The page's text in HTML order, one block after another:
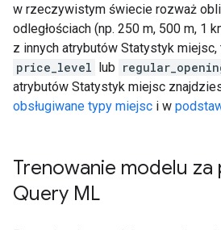
w rzeczywistym świecie rozważ
odległościach (np. 250 m, 500 m, 1
z innych atrybutów Statystyk miejsc,
price_level lub
atrybutów Statystyk miejsc
obsługiwane typy miejsc i w
Trenowanie modelu za
Query ML